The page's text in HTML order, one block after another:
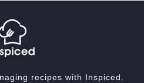
recipes with Inspiced.